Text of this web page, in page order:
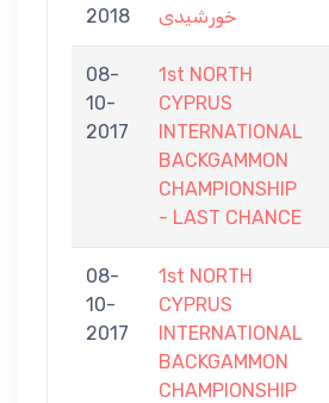
2018
خورشیدی
08-
10-
2017
1st NORTH
CYPRUS
INTERNATIONAL
BACKGAMMON
CHAMPIONSHIP
- LAST CHANCE
08-
10-
2017
1st NORTH
CYPRUS
INTERNATIONAL
BACKGAMMON
CHAMPIONSHIP